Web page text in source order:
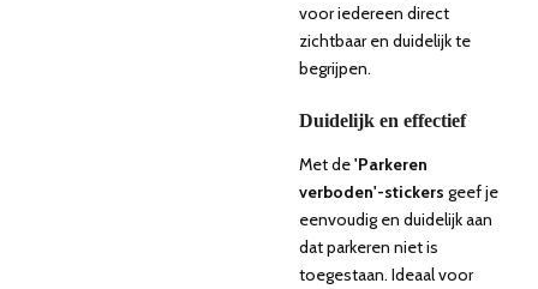
voor iedereen direct
zichtbaar en duidelijk te
begrijpen.
Duidelijk en effectief
Met de'Parkeren
verboden'-stickers geef je
eenvoudig en duidelijk aan
dat parkeren niet is
toegestaan. Ideaal voor